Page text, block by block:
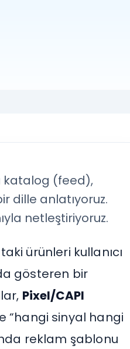
katalog (feed),
dille anlatıyoruz.
netleştiriyoruz.
ürünleri kullanıcı
gösteren bir
Pixel/CAPI
“hangi sinyal hangi
reklam şablonu